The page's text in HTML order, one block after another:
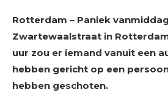
Rotterdam – Paniek
Zwartewaalstraat in
uur zou er iemand vanuit een
hebben gericht op een
hebben geschoten.